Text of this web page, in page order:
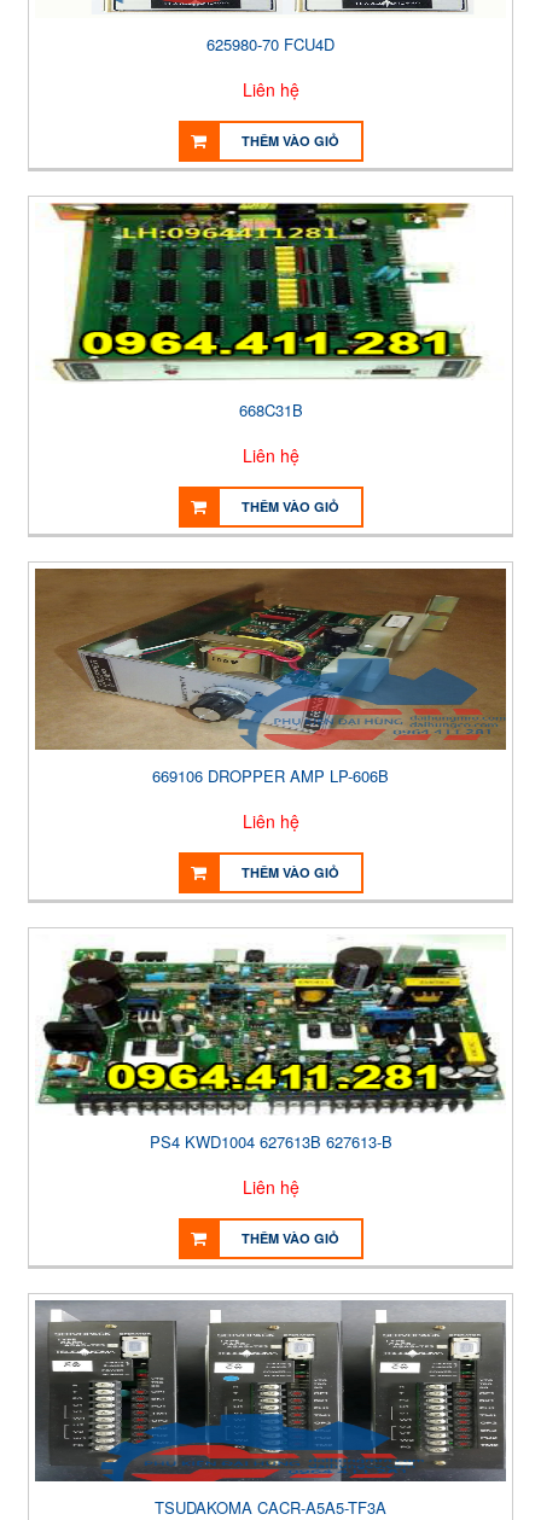
625980-70 FCU4D
Liên hệ
THÊM VÀO GIỎ
668C31B
Liên hệ
THÊM VÀO GIỎ
669106 DROPPER AMP LP-606B
Liên hệ
THÊM VÀO GIỎ
PS4 KWD1004 627613B 627613-B
Liên hệ
THÊM VÀO GIỎ
TSUDAKOMA CACR-A5A5-TF3A